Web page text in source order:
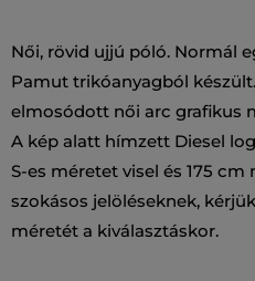
Női, rövid ujjú póló. Normál
Pamut trikóanyagból
elmosódott női arc grafikus
A kép alatt hímzett Diesel
S-es méretet visel és 175
szokásos jelöléseknek,
méretét a kiválasztáskor.